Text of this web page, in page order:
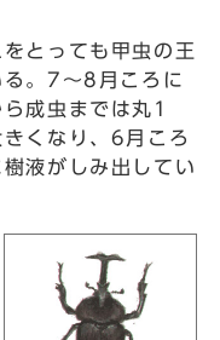
とっても甲虫の王
。7～8月ころに
成虫までは丸1
くなり、6月ころ
液がしみ出してい